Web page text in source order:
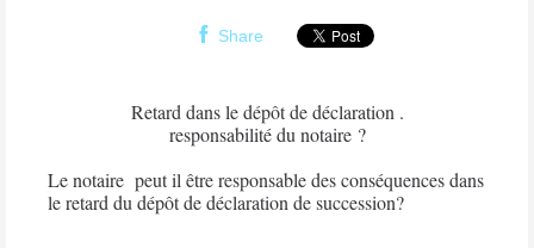
Share
Retard dans le dépôt de déclaration .
responsabilité du notaire ?
Le notaire peut il être responsable des conséquences dans
le retard du dépôt de déclaration de succession?